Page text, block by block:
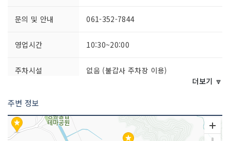
문의 및 안내 061-352-7844
영업시간 10:30~20:00
주차시설 없음 (불갑사 주차장 이용)
취급 메뉴 보리밥 / 옻닭 /한방백숙 외
더보기 🔽
주변 정보